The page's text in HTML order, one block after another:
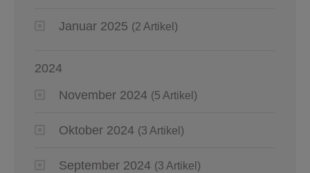
Januar 2025 (2 Artikel)
2024
November 2024 (5 Artikel)
Oktober 2024 (3 Artikel)
September 2024 (3 Artikel)